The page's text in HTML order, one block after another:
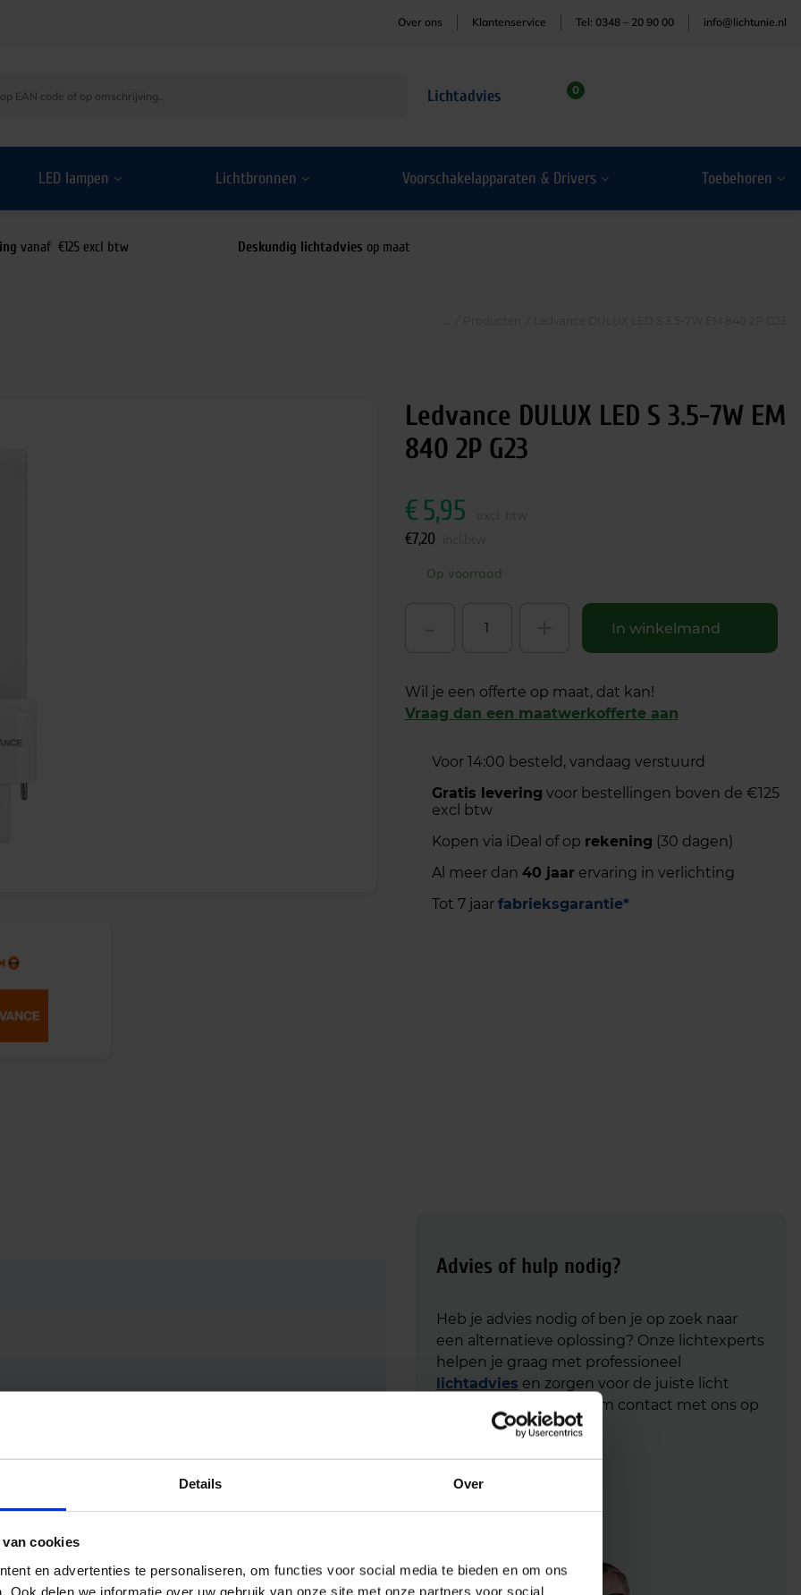
Details Over
cookies
en advertenties te personaliseren, om functies voor social media te bieden en om ons
Ook delen we informatie over uw gebruik van onze site met onze partners voor social
Over ons Klantenservice Tel: 0348 – 20 90 00 info@lichtunie.nl
Lichtadvies 0
LED lampen Lichtbronnen Voorschakelapparaten & Drivers Toebehoren
vanaf €125 excl btw Deskundig lichtadvies op maat
Ledvance DULUX LED S 3.5-7W EM
840 2P G23
€5,95
€7,20
Op voorraad
In winkelmand
Wil je een offerte op maat, dat kan!
Vraag dan een maatwerkofferte aan
Voor 14:00 besteld, vandaag verstuurd
Gratis levering voor bestellingen boven de €125
excl btw
Kopen via iDeal of op rekening (30 dagen)
Al meer dan 40 jaarervaring in verlichting
Tot 7 jaar fabrieksgarantie*
Advies of hulp nodig?
Heb je advies nodig of ben je op zoek naar
een alternatieve oplossing? Onze lichtexperts
helpen je graag met professioneel
lichtadvies en zorgen voor de juiste licht
oplossing. Aarzel niet om contact met ons op
te nemen.